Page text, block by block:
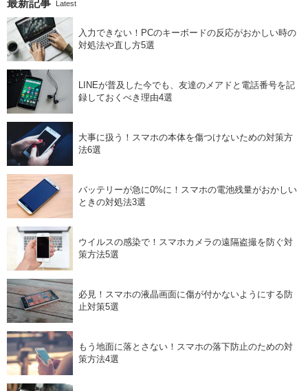
最新記事 Latest
入力できない！PCのキーボードの反応がおかしい時の
対処法や直し方5選
LINEが普及した今でも、友達のメアドと電話番号を記
録しておくべき理由4選
大事に扱う！スマホの本体を傷つけないための対策方
法6選
バッテリーが急に0%に！スマホの電池残量がおかしい
ときの対処法3選
ウイルスの感染で！スマホカメラの遠隔盗撮を防ぐ対
策方法5選
必見！スマホの液晶画面に傷が付かないようにする防
止対策5選
もう地面に落とさない！スマホの落下防止のための対
策方法4選